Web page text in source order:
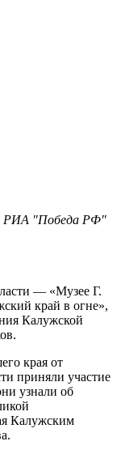
"Победа РФ"
— «Музее Г.
край в огне»,
Калужской
края от
приняли участие
узнали об
Калужским